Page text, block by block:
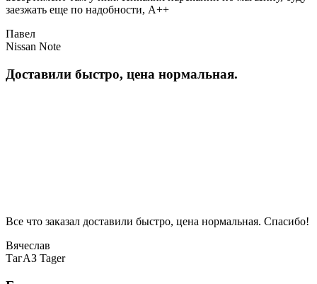
заезжать еще по надобности, A++
Павел
Nissan Note
Доставили быстро, цена нормальная.
Все что заказал доставили быстро, цена нормальная. Спасибо!
Вячеслав
ТагАЗ Tager